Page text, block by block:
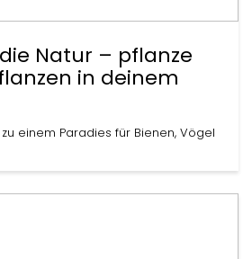
Natur – pflanze
in deinem
einem Paradies für Bienen, Vögel